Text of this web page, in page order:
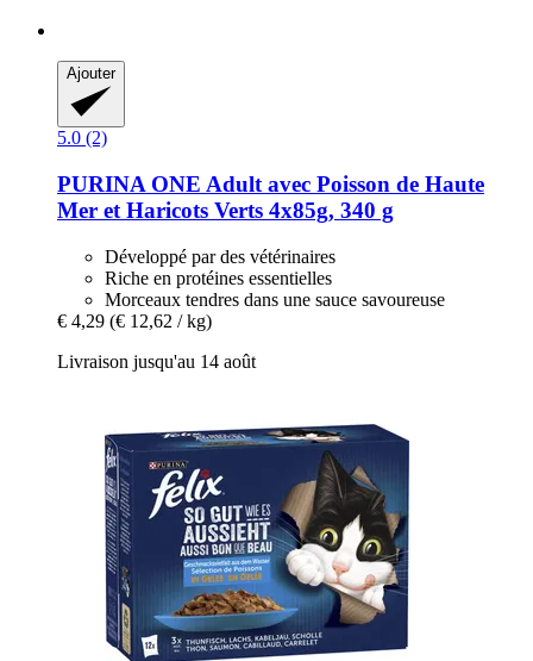
Ajouter
5.0 (2)
PURINA ONE Adult avec Poisson de Haute
Mer et Haricots Verts 4x85g, 340 g
Développé par des vétérinaires
Riche en protéines essentielles
Morceaux tendres dans une sauce savoureuse
€ 4,29 (€ 12,62 / kg)
Livraison jusqu'au 14 août